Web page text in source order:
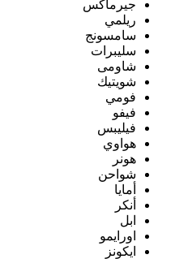
جيرماكس
ريلمي
سامسونج
سليبرات
شاومى
شويتيك
فومي
فيفو
فيليبس
هواوي
هونر
شواحن
أمايا
أنكر
ابل
اورايمو
ايكونز